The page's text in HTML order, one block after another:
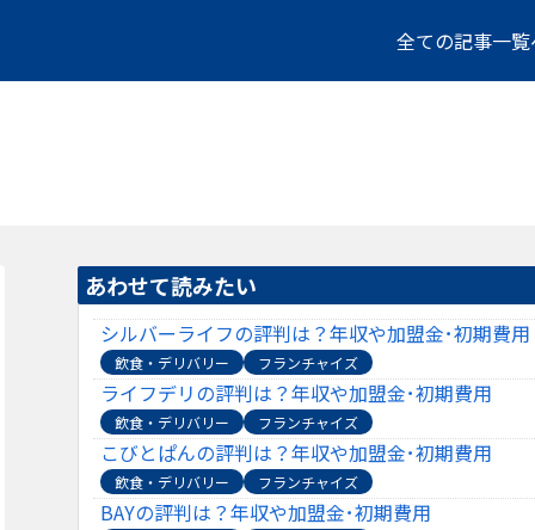
全ての記事一
あわせて読みたい
シルバーライフの評判は？年収や加盟金･初期費用
飲食・デリバリー フランチャイズ
ライフデリの評判は？年収や加盟金･初期費用
飲食・デリバリー フランチャイズ
こびとぱんの評判は？年収や加盟金･初期費用
飲食・デリバリー フランチャイズ
BAYの評判は？年収や加盟金･初期費用